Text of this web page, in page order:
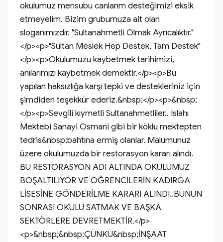
okulumuz mensubu canlarım desteğimizi eksik
etmeyelim. Bizim grubumuza ait olan
sloganımızdır. "Sultanahmetli Olmak Ayrıcalıktır."
</p><p>"Sultan Meslek Hep Destek, Tam Destek"
</p><p>Okulumuzu kaybetmek tarihimizi,
anılarımızı kaybetmek demektir.</p><p>Bu
yapılan haksızlığa karşı tepki ve destekleriniz için
şimdiden teşekkür ederiz.&nbsp;</p><p>&nbsp;
</p><p>Sevgili kıymetli Sultanahmetliler.. Islahı
Mektebi Sanayi Osmani gibi bir köklü mektepten
tedris&nbsp;bahtına ermiş olanlar. Malumunuz
üzere okulumuzda bir restorasyon kararı alındı.
BU RESTORASYON ADI ALTINDA OKULUMUZ
BOŞALTILIYOR VE ÖĞRENCİLERİN KADIRGA
LİSESİNE GÖNDERİLME KARARI ALINDI..BUNUN
SONRASI OKULU SATMAK VE BAŞKA
SEKTÖRLERE DEVRETMEKTİR.</p>
<p>&nbsp;&nbsp;ÇÜNKÜ&nbsp;İNŞAAT